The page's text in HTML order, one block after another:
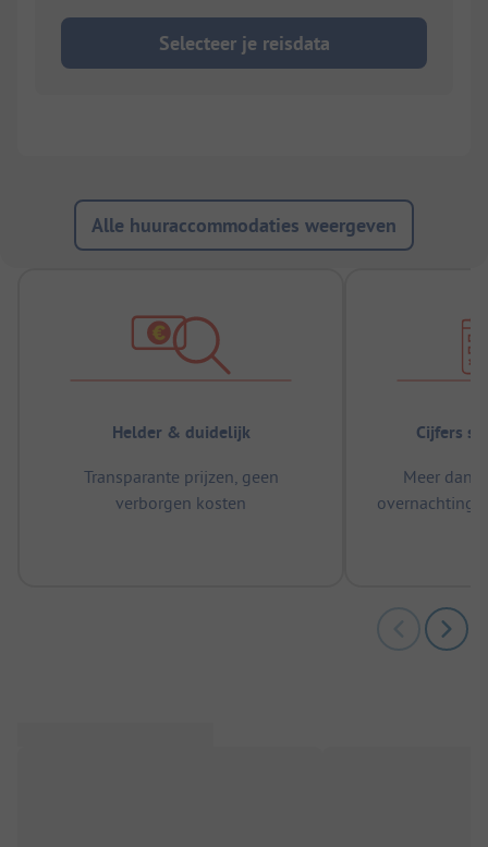
Selecteer je reisdata
Alle huuraccommodaties weergeven
Helder & duidelijk
Transparante prijzen, geen
verborgen kosten
Cijfers
Meer dan